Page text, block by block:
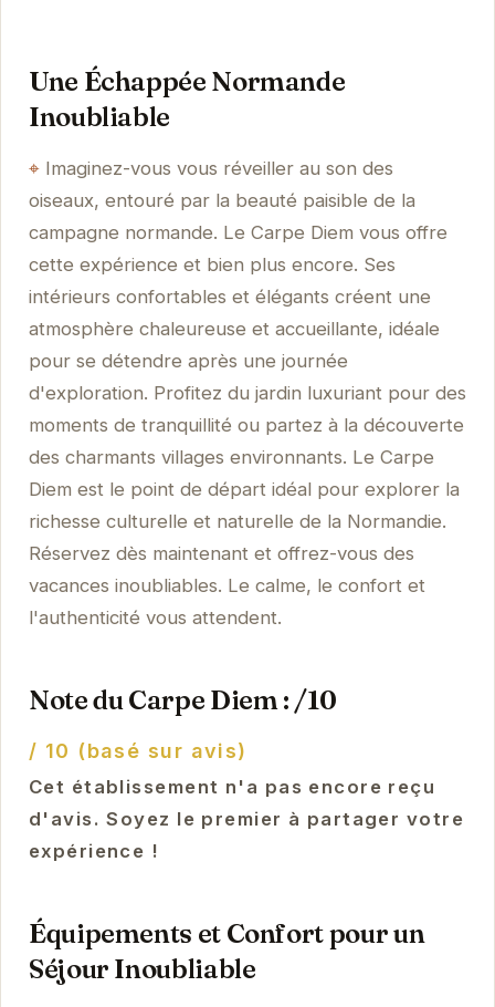
Une Échappée Normande
Inoubliable
Imaginez-vous vous réveiller au son des
oiseaux, entouré par la beauté paisible de la
campagne normande. Le Carpe Diem vous offre
cette expérience et bien plus encore. Ses
intérieurs confortables et élégants créent une
atmosphère chaleureuse et accueillante, idéale
pour se détendre après une journée
d'exploration. Profitez du jardin luxuriant pour des
moments de tranquillité ou partez à la découverte
des charmants villages environnants. Le Carpe
Diem est le point de départ idéal pour explorer la
richesse culturelle et naturelle de la Normandie.
Réservez dès maintenant et offrez-vous des
vacances inoubliables. Le calme, le confort et
l'authenticité vous attendent.
Note du Carpe Diem : /10
/ 10 (basé sur avis)
Cet établissement n'a pas encore reçu
d'avis. Soyez le premier à partager votre
expérience !
Équipements et Confort pour un
Séjour Inoubliable